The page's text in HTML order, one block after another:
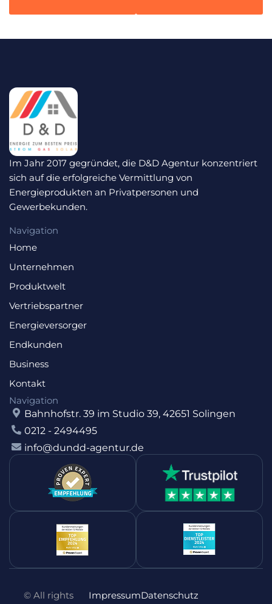
Im Jahr 2017 gegründet, die D&D Agentur konzentriert
sich auf die erfolgreiche Vermittlung von
Energieprodukten an Privatpersonen und
Gewerbekunden.
Navigation
Home
Unternehmen
Produktwelt
Vertriebspartner
Energieversorger
Endkunden
Business
Kontakt
Navigation
Bahnhofstr. 39 im Studio 39, 42651 Solingen
0212 - 2494495
info@dundd-agentur.de
© All rights
ImpressumDatenschutz